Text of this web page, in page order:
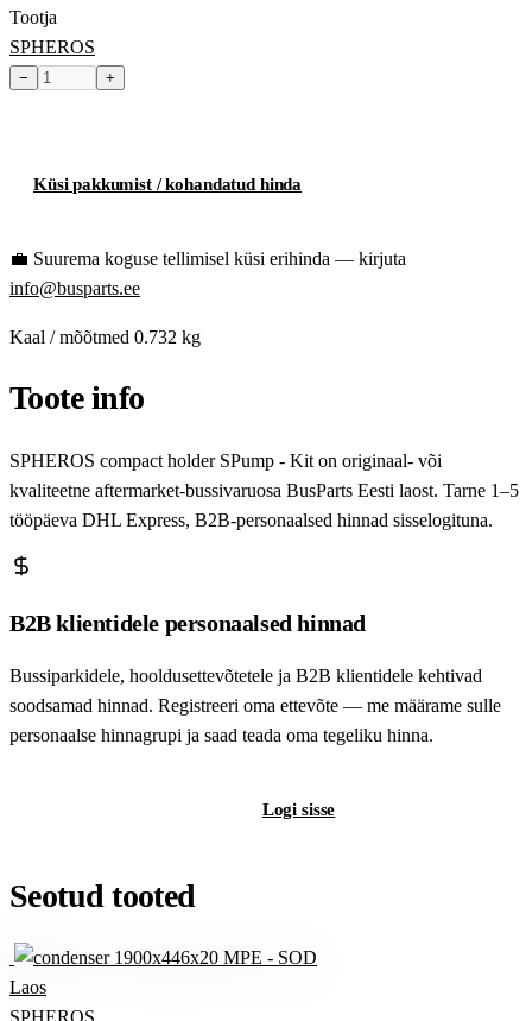
Tootja
SPHEROS
− +
Küsi pakkumist / kohandatud hinda
💼 Suurema koguse tellimisel küsi erihinda — kirjuta
info@busparts.ee
Kaal / mõõtmed 0.732 kg
Toote info
SPHEROS compact holder SPump - Kit on originaal- või
kvaliteetne aftermarket-bussivaruosa BusParts Eesti laost. Tarne 1–5
tööpäeva DHL Express, B2B-personaalsed hinnad sisselogituna.
B2B klientidele personaalsed hinnad
Bussiparkidele, hooldusettevõtetele ja B2B klientidele kehtivad
soodsamad hinnad. Registreeri oma ettevõte — me määrame sulle
personaalse hinnagrupi ja saad teada oma tegeliku hinna.
Logi sisse
Seotud tooted
Laos
SPHEROS